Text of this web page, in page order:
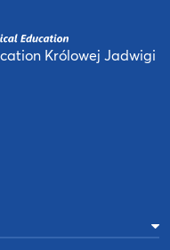
Królowej Jadwigi